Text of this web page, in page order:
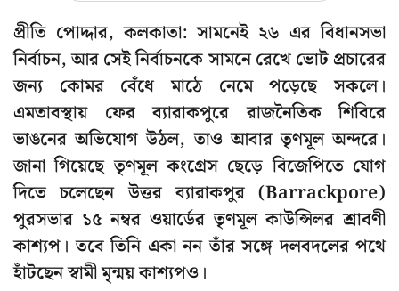
প্রীতি পোদ্দার, কলকাতা: সামনেই ২৬ এর বিধানসভা
নির্বাচন, আর সেই নির্বাচনকে সামনে রেখে ভোট প্রচারের
জন্য কোমর বেঁধে মাঠে নেমে পড়েছে সকলে।
এমতাবস্থায় ফের ব্যারাকপুরে রাজনৈতিক শিবিরে
ভাঙনের অভিযোগ উঠল, তাও আবার তৃণমূল অন্দরে।
জানা গিয়েছে তৃণমূল কংগ্রেস ছেড়ে বিজেপিতে যোগ
দিতে চলেছেন উত্তর ব্যারাকপুর (Barrackpore)
পুরসভার ১৫ নম্বর ওয়ার্ডের তৃণমূল কাউন্সিলর শ্রাবণী
কাশ্যপ। তবে তিনি একা নন তাঁর সঙ্গে দলবদলের পথে
হাঁটছেন স্বামী মৃন্ময় কাশ্যপও।